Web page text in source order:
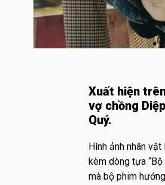
Xuất hiện
vợ chồng
Quý.
Hình ảnh nhân
kèm dòng tựa
mà bộ phim